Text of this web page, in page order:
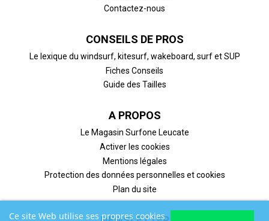
Contactez-nous
CONSEILS DE PROS
Le lexique du windsurf, kitesurf, wakeboard, surf et SUP
Fiches Conseils
Guide des Tailles
A PROPOS
Le Magasin Surfone Leucate
Activer les cookies
Mentions légales
Protection des données personnelles et cookies
Plan du site
Ce site Web utilise ses propres cookies